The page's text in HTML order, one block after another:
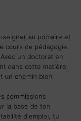
au primaire et
cours de pédagogie
un doctorat en
dans cette matière,
un chemin bien
commissions
la base de ton
d'emploi, tu